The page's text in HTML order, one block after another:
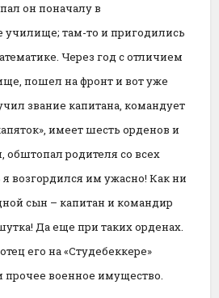
он поначалу в
училище; там-то и пригодились
Через год с отличием
пошел на фронт и вот уже
звание капитана, командует
имеет шесть орденов и
обштопал родителя со всех
возгордился им ужасно! Как ни
сын – капитан и командир
Да еще при таких орденах.
его на «Студебеккере»
прочее военное имущество.